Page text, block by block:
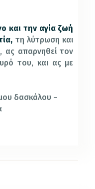
και την αγία ζωή
τη λύτρωση και
ας απαρνηθεί τον
του, και ας με
δασκάλου –